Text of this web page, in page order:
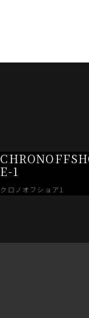
E-1
クロノオフショア1